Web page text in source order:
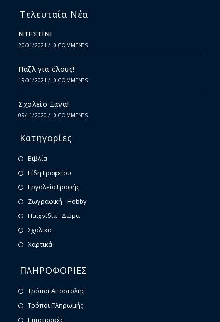
Τελευταία Νέα
ΝΤΕΣΤΙΝΙ
20/01/2021 / 0 COMMENTS
Παζλ για όλους!
19/01/2021 / 0 COMMENTS
Σχολείο Ξανά!
09/11/2020 / 0 COMMENTS
Κατηγορίες
Βιβλία
Είδη Γραφείου
Εργαλεία Γραφής
Ζωγραφική - Hobby
Παιχνίδια - Δώρα
Σχολικά
Χαρτικά
ΠΛΗΡΟΦΟΡΙΕΣ
Τρόποι Αποστολής
Τρόποι Πληρωμής
Επιστροφές